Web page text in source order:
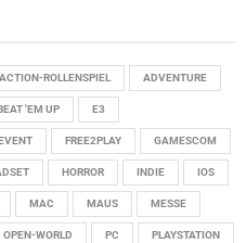
ACTION-ROLLENSPIEL ADVENTURE
'EM UP E3
FREE2PLAY GAMESCOM
HORROR INDIE IOS
MAC MAUS MESSE
OPEN-WORLD PC PLAYSTATION